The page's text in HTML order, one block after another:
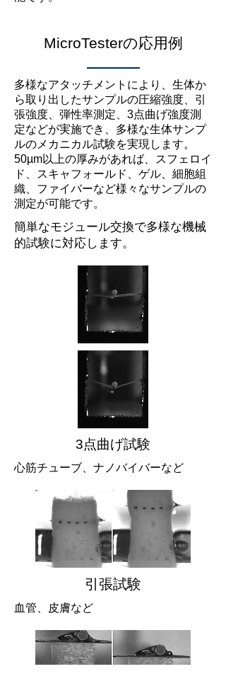
MicroTesterの応用例
多様なアタッチメントにより、生体か
ら取り出したサンプルの圧縮強度、引
張強度、弾性率測定、3点曲げ強度測
定などが実施でき、多様な生体サンプ
ルのメカニカル試験を実現します。
50µm以上の厚みがあれば、スフェロイ
ド、スキャフォールド、ゲル 、細胞組
織、ファイバーなど様々なサンプルの
測定が可能です。
簡単なモジュール交換で多様な機械
的試験に対応します。
3点曲げ試験
心筋チューブ、ナノバイバーなど
引張試験
血管、皮膚など